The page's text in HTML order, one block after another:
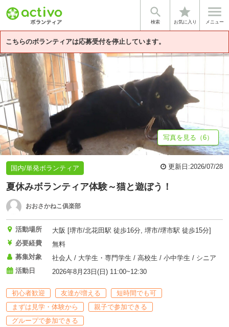

検索
star
お気に入り

メニュー
こちらのボランティアは応募受付を停止しています。
基本情報 募集詳細 法人情報
写真を見る（6）
国内/単発ボランティア 更新日:2026/07/28
夏休みボランティア体験～猫と遊ぼう！
おおさかねこ俱楽部
活動場所
大阪 [堺市/北花田駅 徒歩16分, 堺市/堺市駅 徒歩15分]
必要経費
無料
募集対象
社会人 / 大学生・専門学生 / 高校生 / 小中学生 / シニア
活動日
2026年8月23日(日) 11:00~12:30
初心者歓迎 友達が増える
短時間でも可
まずは見学・体験から
親子で参加できる
グループで参加できる